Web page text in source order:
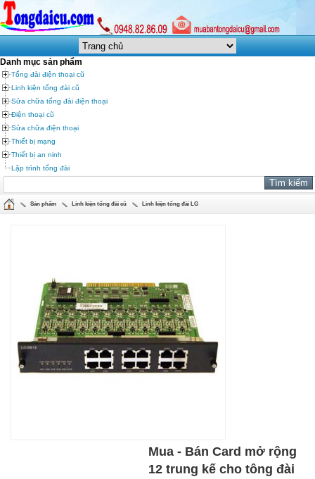
Danh mục sản phẩm
Tổng đài điện thoại cũ
Linh kiện tổng đài cũ
Sửa chữa tổng đài điện thoại
Điện thoại cũ
Sửa chữa điện thoại
Thiết bị mạng
Thiết bị an ninh
Lập trình tổng đài
Sản phẩm Linh kiện tổng đài cũ Linh kiện tổng đài LG
Mua - Bán Card mở rộng
12 trung kế cho tông đài